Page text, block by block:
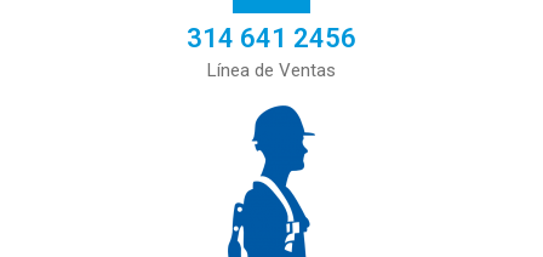
314 641 2456
Línea de Ventas